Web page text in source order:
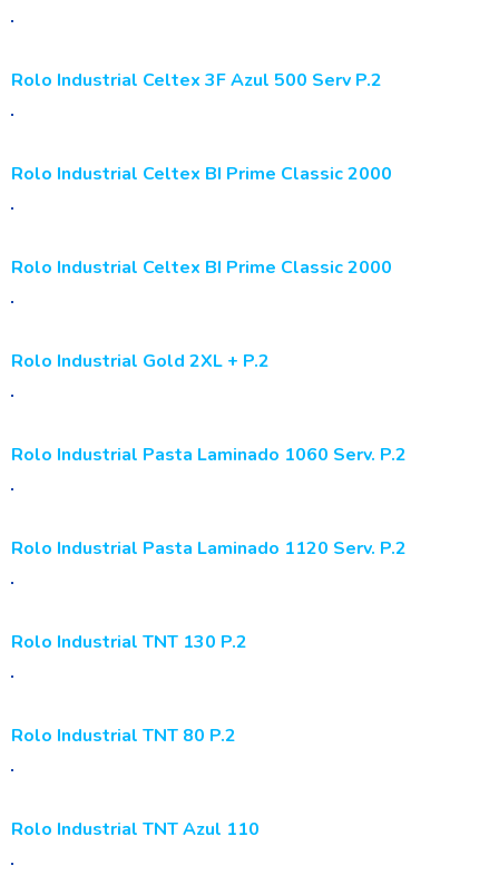
Rolo Industrial Celtex 3F Azul 500 Serv P.2
Rolo Industrial Celtex BI Prime Classic 2000
Rolo Industrial Celtex BI Prime Classic 2000
Rolo Industrial Gold 2XL + P.2
Rolo Industrial Pasta Laminado 1060 Serv. P.2
Rolo Industrial Pasta Laminado 1120 Serv. P.2
Rolo Industrial TNT 130 P.2
Rolo Industrial TNT 80 P.2
Rolo Industrial TNT Azul 110